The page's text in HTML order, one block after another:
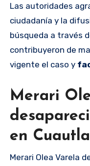
Las autoridades
ciudadanía y la
búsqueda a través
contribuyeron de
vigente el caso y
Merari
en Cuautla
Merari Olea Varela